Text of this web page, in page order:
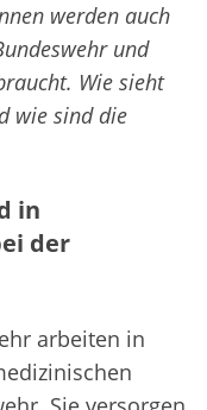
werden auch
und
Wie sieht
wie sind die
in
der
arbeiten in